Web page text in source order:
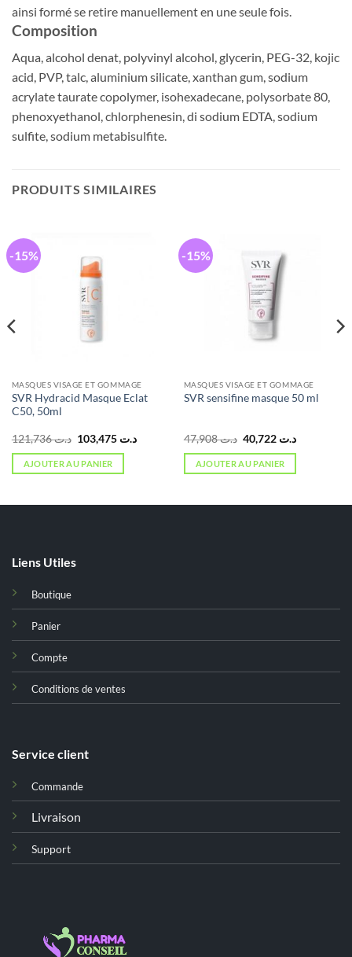
ainsi formé se retire manuellement en une seule fois.
Composition
Aqua, alcohol denat, polyvinyl alcohol, glycerin, PEG-32, kojic
acid, PVP, talc, aluminium silicate, xanthan gum, sodium
acrylate taurate copolymer, isohexadecane, polysorbate 80,
phenoxyethanol, chlorphenesin, di sodium EDTA, sodium
sulfite, sodium metabisulfite.
PRODUITS SIMILAIRES
-15%
MASQUES VISAGE ET GOMMAGE
SVR Hydracid Masque Eclat
C50, 50ml
د.ت121,736
Le
initial
était :
د.ت 103,475
Le
AJOUTER AU PANIER
-15%
MASQUES VISAGE ET GOMMAGE
SVR sensifine masque 50 ml
د.ت47,908
Le
prix
initial
était :
د.ت 40,722
Le
AJOUTER AU PANIER
Liens Utiles
Boutique
Panier
Compte
Conditions de ventes
Service client
Commande
Livraison
Support